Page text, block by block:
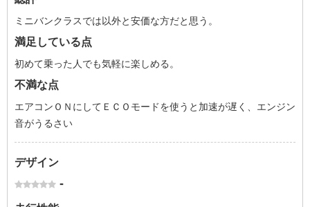
ミニバンクラスでは以外と安価な方だと思う。
満足している点
初めて乗った人でも気軽に楽しめる。
不満な点
エアコンＯＮにしてＥＣＯモードを使うと加速が遅く、エンジン
音がうるさい
デザイン
-